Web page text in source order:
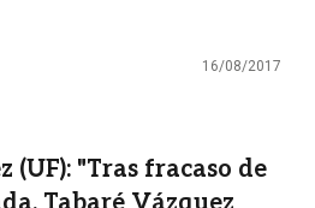
16/08/2017
(UF): "Tras fracaso de